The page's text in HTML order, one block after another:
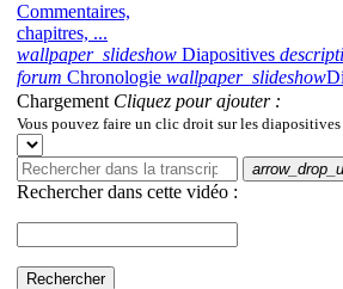
Commentaires,
chapitres, ...
wallpaper_slideshow Diapositives
forum Chronologie wallpaper_slideshow
Chargement Cliquez pour ajouter :
Vous pouvez faire un clic droit sur les
Rechercher dans cette vidéo :
Rechercher